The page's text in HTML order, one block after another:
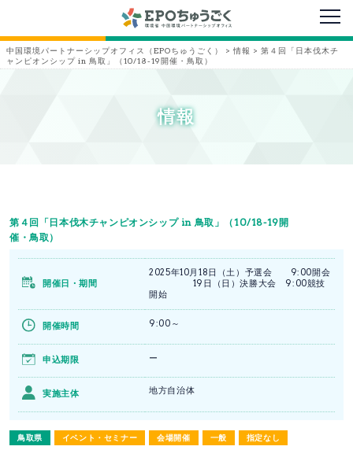
メニ
中国環境パートナーシップオフィス（EPOちゅうごく） > 情報 > 第４回「日本伐木チ
ャンピオンシップ in 鳥取」（10/18-19開催・鳥取）
情報
第４回「日本伐木チャンピオンシップ in 鳥取」（10/18-19開
催・鳥取）
鳥取県 イベント・セミナー 会場開催 一般 指定なし
開催日・期間
2025年10月18日（土）予選会 9:00開会
19日（日）決勝大会 9:00競技
開始
開催時間 9:00～
申込期限 ー
実施主体 地方自治体